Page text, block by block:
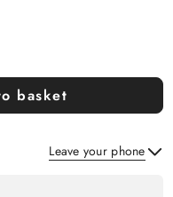
basket
Leave your phone